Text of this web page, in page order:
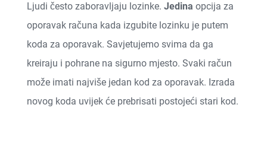
Ljudi često zaboravljaju lozinke. Jedina opcija za
oporavak računa kada izgubite lozinku je putem
koda za oporavak. Savjetujemo svima da ga
kreiraju i pohrane na sigurno mjesto. Svaki račun
može imati najviše jedan kod za oporavak. Izrada
novog koda uvijek će prebrisati postojeći stari kod.